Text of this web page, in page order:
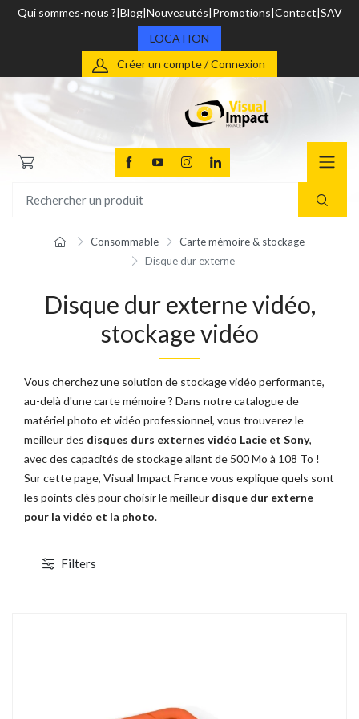
Qui sommes-nous ? Blog Nouveautés Promotions Contact SAV
LOCATION
Créer un compte / Connexion
Consommable
Carte mémoire & stockage
Disque dur externe
Disque dur externe vidéo,
stockage vidéo
Vous cherchez une solution de stockage vidéo performante,
au-delà d'une carte mémoire ? Dans notre catalogue de
matériel photo et vidéo professionnel, vous trouverez le
meilleur des disques durs externes vidéo Lacie et Sony,
avec des capacités de stockage allant de 500 Mo à 108 To !
Sur cette page, Visual Impact France vous explique quels sont
les points clés pour choisir le meilleur disque dur externe
pour la vidéo et la photo.
Filters